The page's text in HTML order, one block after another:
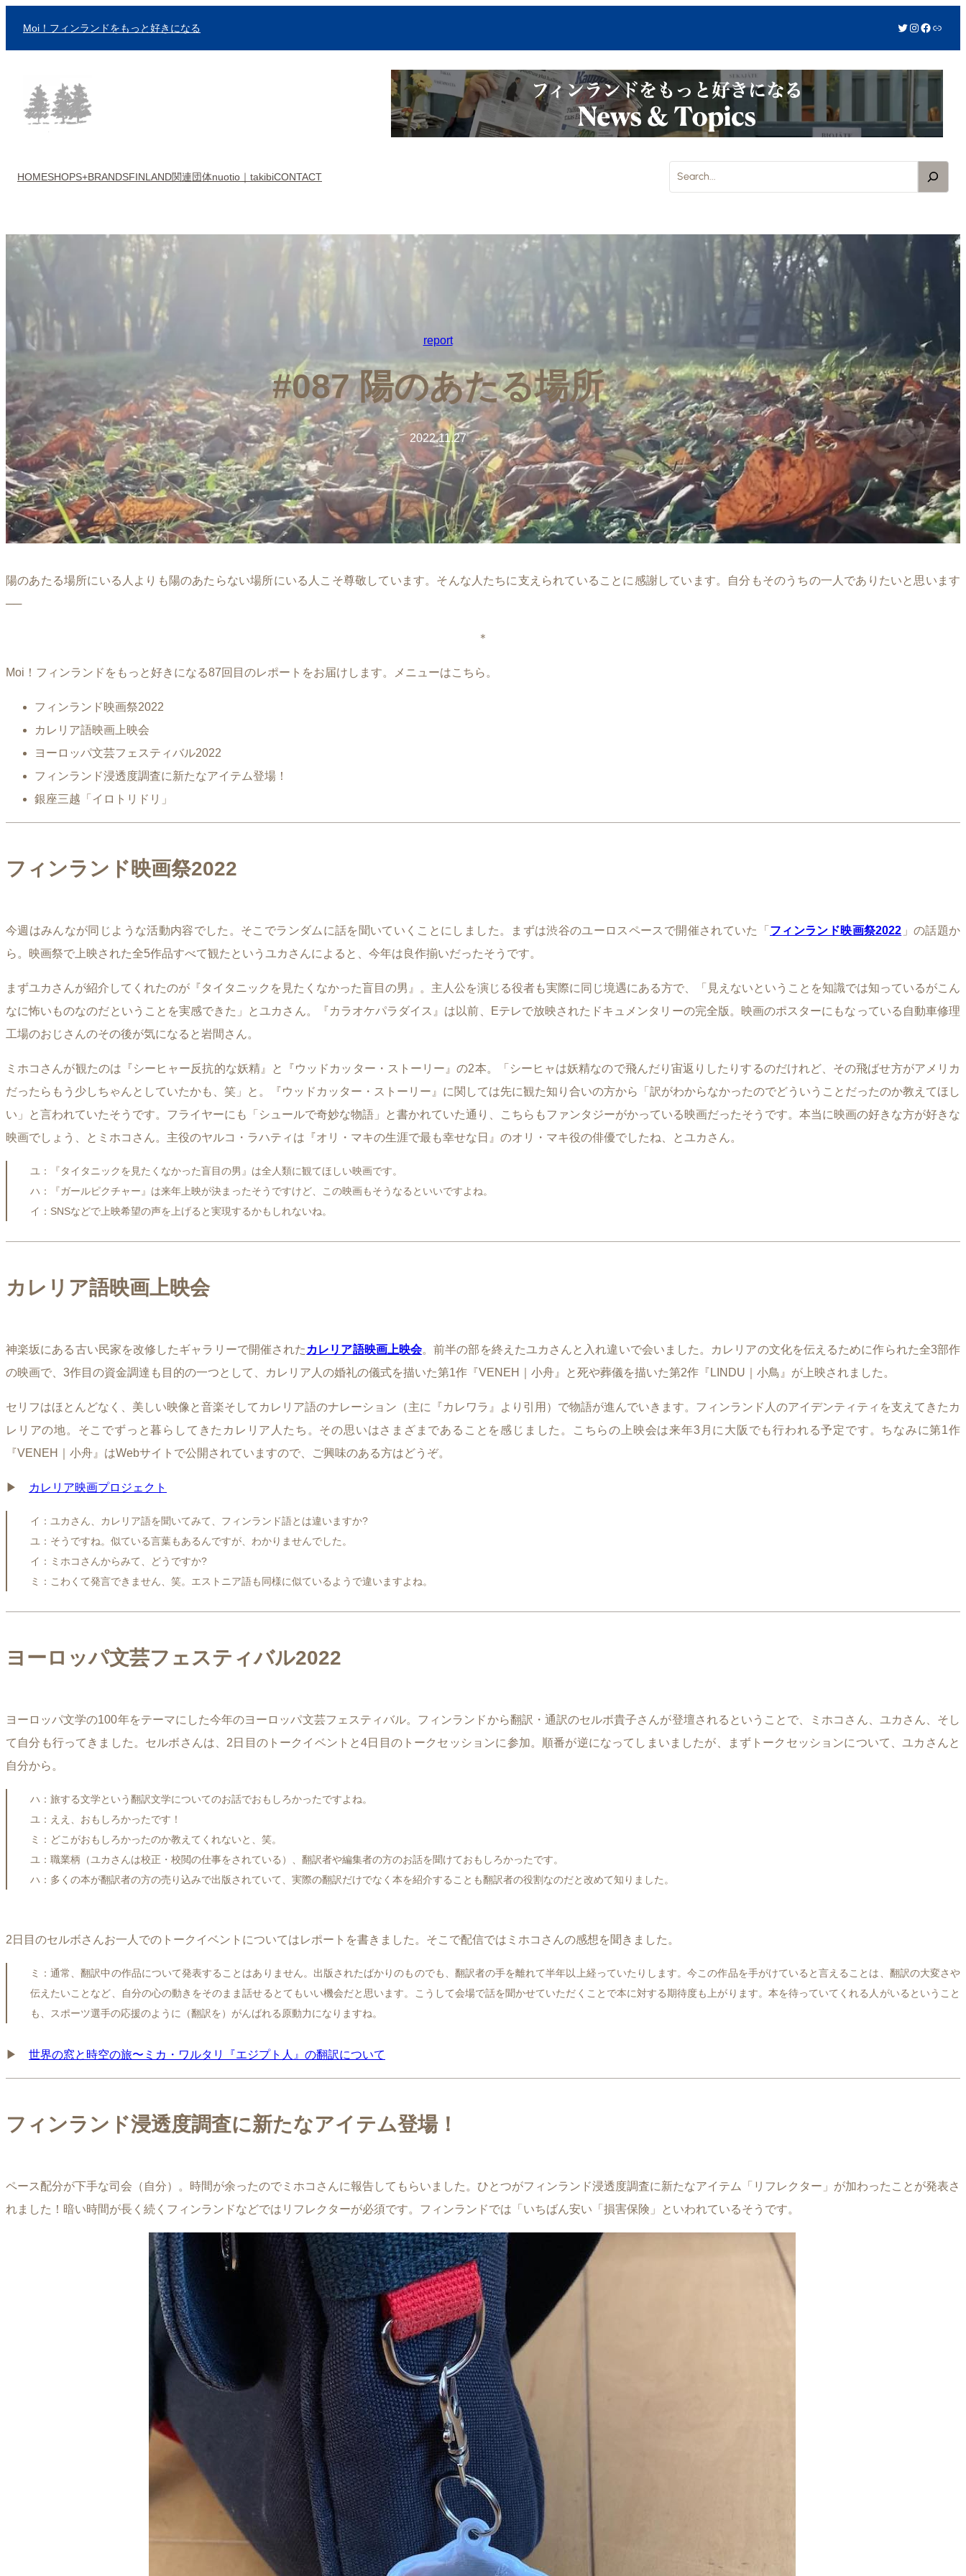
を
Moi！フィンランドをもっと好きになる Twitter Instagram Facebook リンク
HOMESHOPS+BRANDSFINLAND関連団体nuotio｜takibiCONTACT
report
#087 陽のあたる場所
2022.11.27
陽のあたる場所にいる人よりも陽のあたらない場所にいる人こそ尊敬しています。そんな人たちに支えられていることに感謝しています。自分もそのうちの一人でありたいと思います
──
＊
Moi！フィンランドをもっと好きになる87回目のレポートをお届けします。メニューはこちら。
フィンランド映画祭2022
カレリア語映画上映会
ヨーロッパ文芸フェスティバル2022
フィンランド浸透度調査に新たなアイテム登場！
銀座三越「イロトリドリ」
フィンランド映画祭2022
今週はみんなが同じような活動内容でした。そこでランダムに話を聞いていくことにしました。まずは渋谷のユーロスペースで開催されていた「 フィンランド映画祭2022 」の話題か
ら。映画祭で上映された全5作品すべて観たというユカさんによると、今年は良作揃いだったそうです。
まずユカさんが紹介してくれたのが『タイタニックを見たくなかった盲目の男』。主人公を演じる役者も実際に同じ境遇にある方で、「見えないということを知識では知っているがこん
なに怖いものなのだということを実感できた」とユカさん。『カラオケパラダイス』は以前、Eテレで放映されたドキュメンタリーの完全版。映画のポスターにもなっている自動車修理
工場のおじさんのその後が気になると岩間さん。
ミホコさんが観たのは『シーヒャー反抗的な妖精』と『ウッドカッター・ストーリー』の2本。「シーヒャは妖精なので飛んだり宙返りしたりするのだけれど、その飛ばせ方がアメリカ
だったらもう少しちゃんとしていたかも、笑」と。『ウッドカッター・ストーリー』に関しては先に観た知り合いの方から「訳がわからなかったのでどういうことだったのか教えてほし
い」と言われていたそうです。フライヤーにも「シュールで奇妙な物語」と書かれていた通り、こちらもファンタジーがかっている映画だったそうです。本当に映画の好きな方が好きな
映画でしょう、とミホコさん。主役のヤルコ・ラハティは『オリ・マキの生涯で最も幸せな日』のオリ・マキ役の俳優でしたね、とユカさん。
ユ：『タイタニックを見たくなかった盲目の男』は全人類に観てほしい映画です。
ハ：『ガールピクチャー』は来年上映が決まったそうですけど、この映画もそうなるといいですよね。
イ：SNSなどで上映希望の声を上げると実現するかもしれないね。
カレリア語映画上映会
神楽坂にある古い民家を改修したギャラリーで開催された カレリア語映画上映会。前半の部を終えたユカさんと入れ違いで会いました。カレリアの文化を伝えるために作られた全3部作
の映画で、3作目の資金調達も目的の一つとして、カレリア人の婚礼の儀式を描いた第1作『VENEH｜小舟』と死や葬儀を描いた第2作『LINDU｜小鳥』が上映されました。
セリフはほとんどなく、美しい映像と音楽そしてカレリア語のナレーション（主に『カレワラ』より引用）で物語が進んでいきます。フィンランド人のアイデンティティを支えてきたカ
レリアの地。そこでずっと暮らしてきたカレリア人たち。その思いはさまざまであることを感じました。こちらの上映会は来年3月に大阪でも行われる予定です。ちなみに第1作
『VENEH｜小舟』はWebサイトで公開されていますので、ご興味のある方はどうぞ。
▶︎ カレリア映画プロジェクト
イ：ユカさん、カレリア語を聞いてみて、フィンランド語とは違いますか?
ユ：そうですね。似ている言葉もあるんですが、わかりませんでした。
イ：ミホコさんからみて、どうですか?
ミ：こわくて発言できません、笑。エストニア語も同様に似ているようで違いますよね。
ヨーロッパ文芸フェスティバル2022
ヨーロッパ文学の100年をテーマにした今年のヨーロッパ文芸フェスティバル。フィンランドから翻訳・通訳のセルボ貴子さんが登壇されるということで、ミホコさん、ユカさん、そし
て自分も行ってきました。セルボさんは、2日目のトークイベントと4日目のトークセッションに参加。順番が逆になってしまいましたが、まずトークセッションについて、ユカさんと
自分から。
ハ：旅する文学という翻訳文学についてのお話でおもしろかったですよね。
ユ：ええ、おもしろかったです！
ミ：どこがおもしろかったのか教えてくれないと、笑。
ユ：職業柄（ユカさんは校正・校閲の仕事をされている）、翻訳者や編集者の方のお話を聞けておもしろかったです。
ハ：多くの本が翻訳者の方の売り込みで出版されていて、実際の翻訳だけでなく本を紹介することも翻訳者の役割なのだと改めて知りました。
2日目のセルボさんお一人でのトークイベントについてはレポートを書きました。そこで配信ではミホコさんの感想を聞きました。
ミ：通常、翻訳中の作品について発表することはありません。出版されたばかりのものでも、翻訳者の手を離れて半年以上経っていたりします。今この作品を手がけていると言えることは、翻訳の大変さや
伝えたいことなど、自分の心の動きをそのまま話せるとてもいい機会だと思います。こうして会場で話を聞かせていただくことで本に対する期待度も上がります。本を待っていてくれる人がいるということ
も、スポーツ選手の応援のように（翻訳を）がんばれる原動力になりますね。
▶︎ 世界の窓と時空の旅〜ミカ・ワルタリ『エジプト人』の翻訳について
フィンランド浸透度調査に新たなアイテム登場！
ペース配分が下手な司会（自分）。時間が余ったのでミホコさんに報告してもらいました。ひとつがフィンランド浸透度調査に新たなアイテム「リフレクター」が加わったことが発表さ
れました！暗い時間が長く続くフィンランドなどではリフレクターが必須です。フィンランドでは「いちばん安い「損害保険」といわれているそうです。